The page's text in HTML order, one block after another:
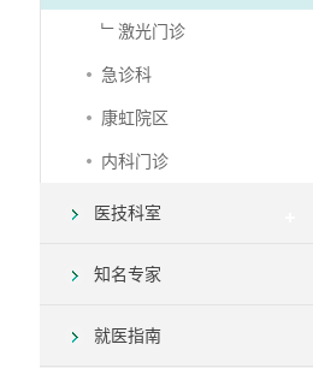
﹂激光门诊
急诊科
康虹院区
内科门诊
医技科室
知名专家
就医指南